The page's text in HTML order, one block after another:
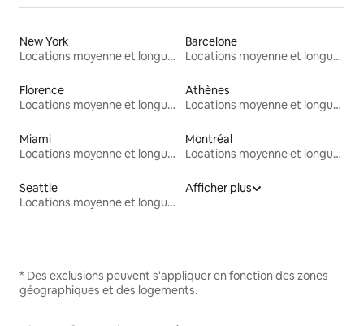
New York
Locations moyenne et longue durée
Barcelone
Locations moyenne et longue durée
Florence
Locations moyenne et longue durée
Athènes
Locations moyenne et longue durée
Miami
Locations moyenne et longue durée
Montréal
Locations moyenne et longue durée
Seattle
Locations moyenne et longue durée
Afficher plus
* Des exclusions peuvent s'appliquer en fonction des zones
géographiques et des logements.